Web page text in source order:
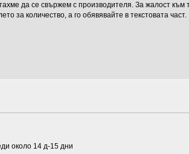
да се свържем с производителя. За жалост към
за количество, а го обявявайте в текстовата част.
около 14 д-15 дни